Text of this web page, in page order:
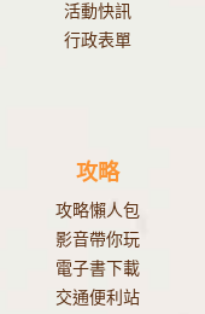
活動快訊
行政表單
攻略
攻略懶人包
影音帶你玩
電子書下載
交通便利站